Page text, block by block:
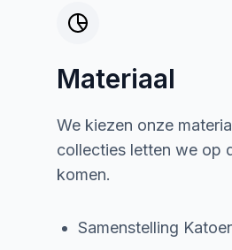
Materiaal
We kiezen onze
collecties letten we op
komen.
Samenstelling